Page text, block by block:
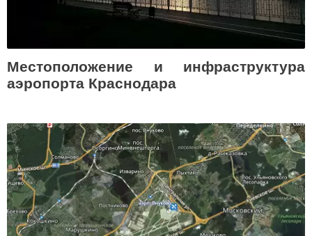
О САЙТЕ
Местоположение и инфраструктура
аэропорта Краснодара